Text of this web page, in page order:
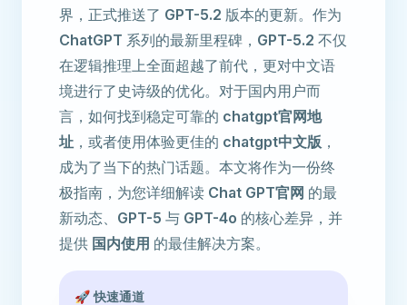
界，正式推送了 GPT-5.2 版本的更新。作为
ChatGPT 系列的最新里程碑， GPT-5.2 不仅
在逻辑推理上全面超越了前代，更对中文语
境进行了史诗级的优化。对于国内用户而
言，如何找到稳定可靠的 chatgpt官网地
址 ，或者使用体验更佳的 chatgpt中文版 ，
成为了当下的热门话题。本文将作为一份终
极指南，为您详细解读 Chat GPT官网 的最
新动态、 GPT-5 与 GPT-4o 的核心差异，并
提供 国内使用 的最佳解决方案。
🚀 快速通道